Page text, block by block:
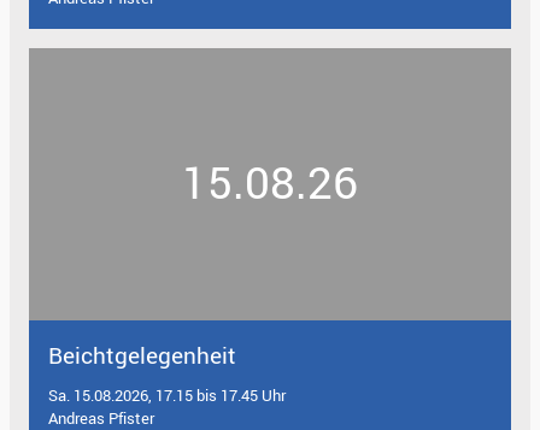
15.08.26
Beichtgelegenheit
Sa. 15.08.2026, 17.15 bis 17.45 Uhr
Andreas Pfister